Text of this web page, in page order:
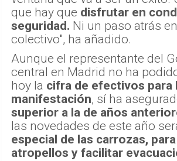
que hay que disfrutar en
seguridad. Ni un paso atrás
colectivo", ha añadido.
Aunque el representante del
central en Madrid no ha
hoy la cifra de efectivos para
manifestación, sí ha
superior a la de años
las novedades de este año
especial de las carrozas,
atropellos y facilitar